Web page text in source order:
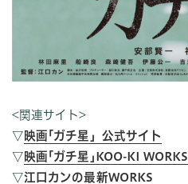
<関連サイト>
▽ 映画｢ガチ星」公式サイト
▽ 映画｢ガチ星｣KOO-KI WORKS
▽江口カンの最新WORKS